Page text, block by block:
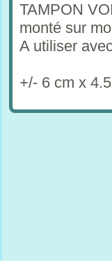
TAMPON
monté sur
A utiliser
+/- 6 cm x